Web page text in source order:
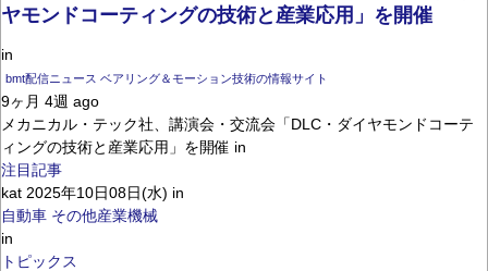
ヤモンドコーティングの技術と産業応用」を開催
in
bmt配信ニュース ベアリング＆モーション技術の情報サイト
9ヶ月 4週 ago
メカニカル・テック社、講演会・交流会「DLC・ダイヤモンドコーテ
ィングの技術と産業応用」を開催 in
注目記事
kat 2025年10日08日(水) in
自動車 その他産業機械
in
トピックス